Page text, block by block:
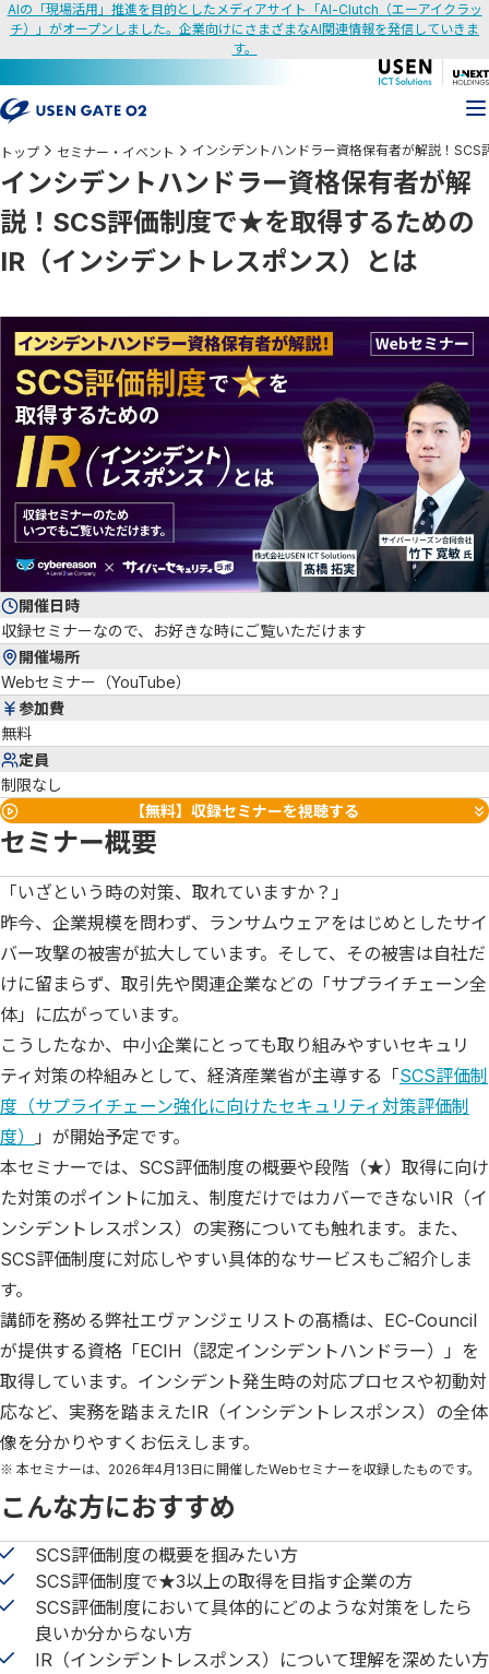
AIの「現場活用」推進を目的としたメディアサイト「AI-Clutch（エーアイクラッ
チ）」がオープンしました。企業向けにさまざまなAI関連情報を発信していきま
す。
トップ セミナー・イベント インシデントハンドラー資格保有者が解説！
インシデントハンドラー資格保有者が解
説！SCS評価制度で★を取得するための
IR（インシデントレスポンス）とは
開催日時
収録セミナーなので、お好きな時にご覧いただけます
開催場所
Webセミナー（YouTube）
参加費
無料
定員
制限なし
【無料】収録セミナーを視聴する
セミナー概要
「いざという時の対策、取れていますか？」
昨今、企業規模を問わず、ランサムウェアをはじめとしたサイ
バー攻撃の被害が拡大しています。そして、その被害は自社だ
けに留まらず、取引先や関連企業などの「サプライチェーン全
体」に広がっています。
こうしたなか、中小企業にとっても取り組みやすいセキュリ
ティ対策の枠組みとして、経済産業省が主導する「SCS評価制
度（サプライチェーン強化に向けたセキュリティ対策評価制
度）
」が開始予定です。
本セミナーでは、SCS評価制度の概要や段階（★）取得に向け
た対策のポイントに加え、制度だけではカバーできないIR（イ
ンシデントレスポンス）の実務についても触れます。また、
SCS評価制度に対応しやすい具体的なサービスもご紹介しま
す。
講師を務める弊社エヴァンジェリストの髙橋は、EC-Council
が提供する資格「ECIH（認定インシデントハンドラー）」を
取得しています。インシデント発生時の対応プロセスや初動対
応など、実務を踏まえたIR（インシデントレスポンス）の全体
像を分かりやすくお伝えします。
※ 本セミナーは、2026年4月13日に開催したWebセミナーを収録したものです。
こんな方におすすめ
SCS評価制度の概要を掴みたい方
SCS評価制度で★3以上の取得を目指す企業の方
SCS評価制度において具体的にどのような対策をしたら
良いか分からない方
IR（インシデントレスポンス）について理解を深めたい方